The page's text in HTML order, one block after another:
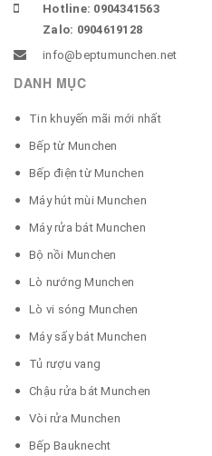
Hotline: 0904341563
Zalo: 0904619128
info@beptumunchen.net
DANH MỤC
Tin khuyến mãi mới nhất
Bếp từ Munchen
Bếp điện từ Munchen
Máy hút mùi Munchen
Máy rửa bát Munchen
Bộ nồi Munchen
Lò nướng Munchen
Lò vi sóng Munchen
Máy sấy bát Munchen
Tủ rượu vang
Chậu rửa bát Munchen
Vòi rửa Munchen
Bếp Bauknecht